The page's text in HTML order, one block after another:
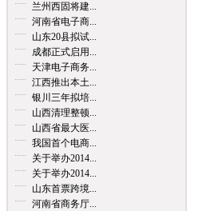
兰州西固将建...
河南省电子商...
山东20县拟试...
成都正式启用...
天津电子商务...
江西推出本土...
银川三年拟培...
山西清理整顿...
山西省最大医...
我国首个电商...
关于举办2014...
关于举办2014...
山东首票跨境...
河南省商务厅...